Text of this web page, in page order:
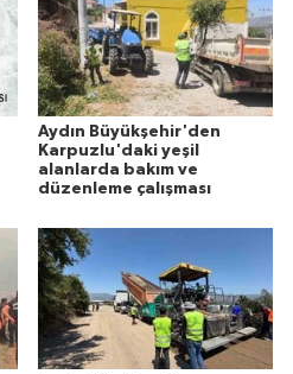
Aydın Büyükşehir'den
Karpuzlu'daki yeşil
alanlarda bakım ve
düzenleme çalışması